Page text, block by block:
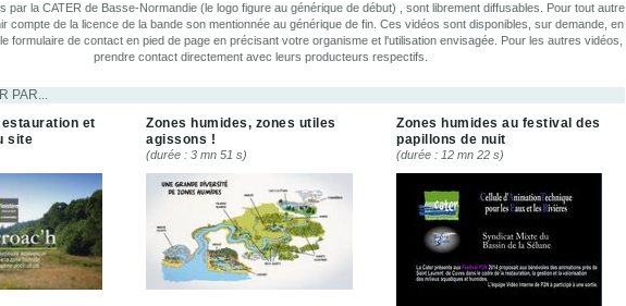
par la CATER de Basse-Normandie (le logo figure au générique de début) , sont librement diffusables. Pour tout autre
compte de la licence de la bande son mentionnée au générique de fin. Ces vidéos sont disponibles, sur demande, en
formulaire de contact en pied de page en précisant votre organisme et l'utilisation envisagée. Pour les autres vidéos,
prendre contact directement avec leurs producteurs respectifs.
PAR...
et
site
Zones humides, zones utiles
agissons !
(durée : 3 mn 51 s)
Zones humides au festival des
papillons de nuit
(durée : 12 mn 22 s)